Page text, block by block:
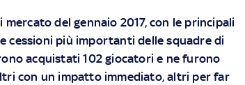
del gennaio 2017, con le principali
cessioni più importanti delle squadre di
acquistati 102 giocatori e ne furono
con un impatto immediato, altri per far